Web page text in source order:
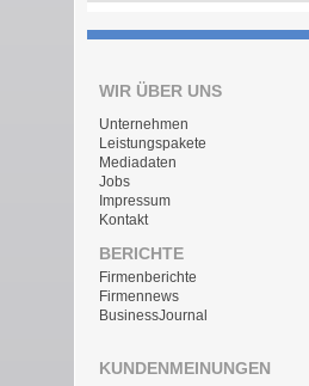
WIR ÜBER UNS
Unternehmen
Leistungspakete
Mediadaten
Jobs
Impressum
Kontakt
BERICHTE
Firmenberichte
Firmennews
BusinessJournal
KUNDENMEINUNGEN